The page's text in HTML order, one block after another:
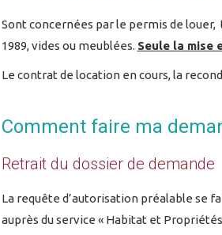
Sont concernées par le permis de
1989, vides ou meublées. Seule la mise
Le contrat de location en cours, la
Comment faire ma
Retrait du dossier de demande
La requête d’autorisation préalable se
auprès du service « Habitat et